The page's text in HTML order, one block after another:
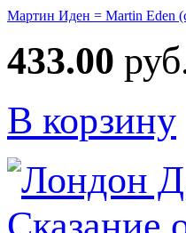
Мартин Иден = Martin Eden
433.00
В корзину